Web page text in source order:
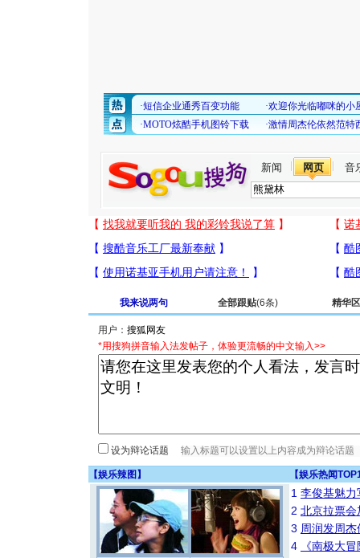
新闻 网页 音
我来说两句 全部跟贴(6条) 精华区
用户：
*用搜狗拼音输入法发帖子，体验更流畅的中文输入>>
设为辩论话题
【娱乐辣图 】 【娱乐热闻
1 李俊基魅力
2 北京拉票
3 周润发周
4
《南极大